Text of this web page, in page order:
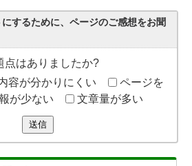
するために、ページのご感想をお聞
点はありましたか?
容が分かりにくい
ページを
が少ない 文章量が多い
送信